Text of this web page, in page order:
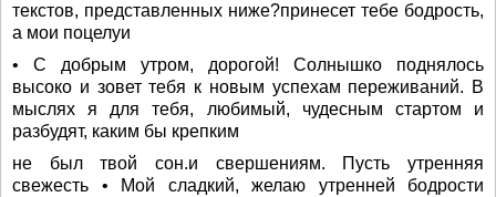
текстов, представленных ниже?принесет тебе бодрость,
а мои поцелуи
• С добрым утром, дорогой! Солнышко поднялось
высоко и зовет тебя к новым успехам переживаний. В
мыслях я для тебя, любимый, чудесным стартом и
разбудят, каким бы крепким
не был твой сон.и свершениям. Пусть утренняя
свежесть • Мой сладкий, желаю утренней бодрости